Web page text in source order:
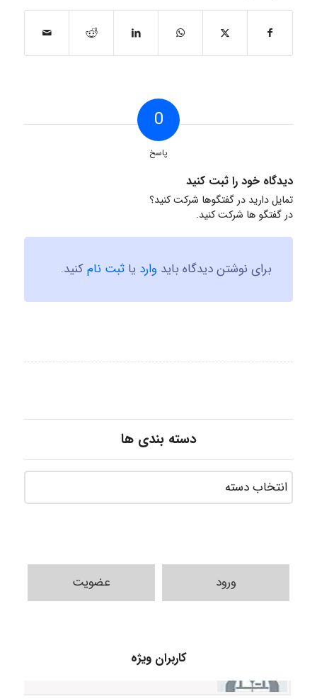
0
پاسخ
دیدگاه خود را ثبت کنید
تمایل دارید در گفتگوها شرکت کنید؟
در گفتگو ها شرکت کنید.
برای نوشتن دیدگاه باید وارد یا ثبت نامکنید.
دسته بندی ها
ورود عضویت
کاربران ویژه